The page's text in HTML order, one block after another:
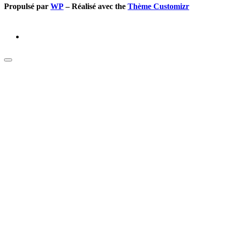
Propulsé par WP– Réalisé avec the Thème Customizr